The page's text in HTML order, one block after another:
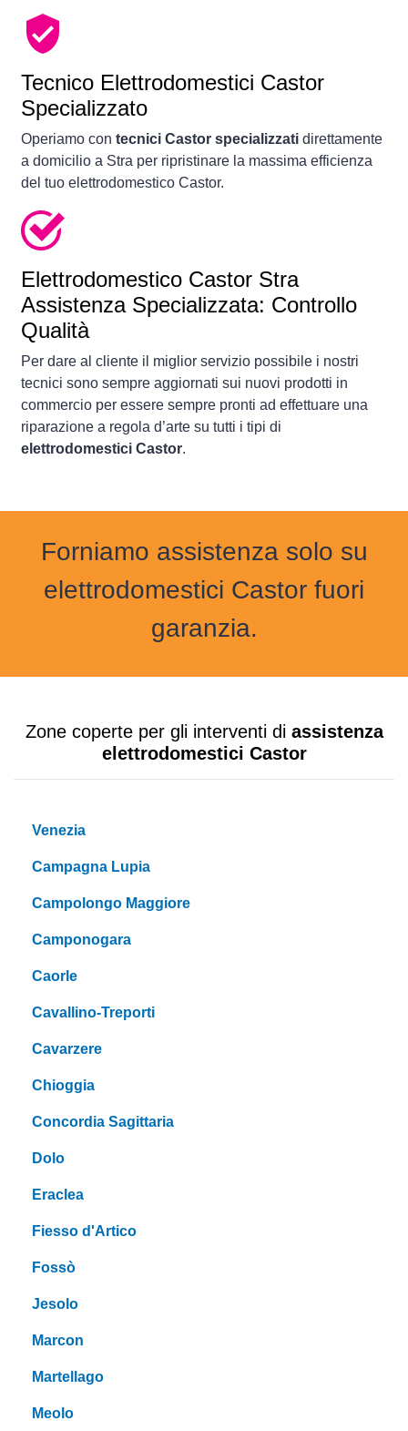
Tecnico Elettrodomestici Castor
Specializzato
Operiamo con tecnici Castor specializzati direttamente
a domicilio a Stra per ripristinare la massima efficienza
del tuo elettrodomestico Castor.
Elettrodomestico Castor Stra
Assistenza Specializzata: Controllo
Qualità
Per dare al cliente il miglior servizio possibile i nostri
tecnici sono sempre aggiornati sui nuovi prodotti in
commercio per essere sempre pronti ad effettuare una
riparazione a regola d’arte su tutti i tipi di
elettrodomestici Castor.
Forniamo assistenza solo su
elettrodomestici Castor fuori
garanzia.
Zone coperte per gli interventi di assistenza
elettrodomestici Castor
Venezia
Campagna Lupia
Campolongo Maggiore
Camponogara
Caorle
Cavallino-Treporti
Cavarzere
Chioggia
Concordia Sagittaria
Dolo
Eraclea
Fiesso d'Artico
Fossò
Jesolo
Marcon
Martellago
Meolo